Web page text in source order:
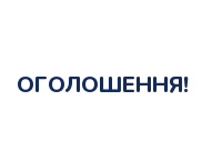
ОГОЛОШЕННЯ!